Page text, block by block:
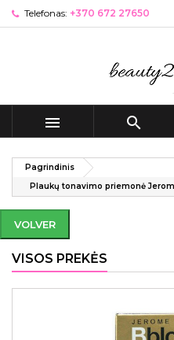
Telefonas: +370 672 27650
 
Pagrindinis
Plaukų tonavimo priemonė
VOLVER
VISOS PREKĖS